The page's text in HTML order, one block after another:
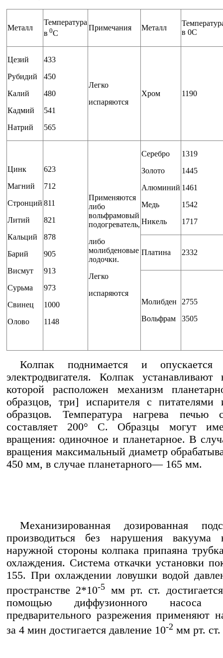
Металл
Температура
в 0С
Примечания Металл
в 0C
Цезий
Рубидий
Калий
Кадмий
Натрий
433
450
480
541
565
Легко
испаряются
Хром 1190
Цинк
Магний
Стронций
Литий
Кальций
Барий
Висмут
Сурьма
Свинец
Олово
623
712
811
821
878
905
913
973
1000
1148
Применяются
либо
вольфрамовый
подогреватель,
либо
молибденовые
лодочки.
Легко
испаряются
Серебро
Золото
Алюминий
Медь
Никель
1319
1445
1461
1542
1717
Платина 2332
Молибден
Вольфрам
2755
3505
Колпак поднимается и
электродвигателя. Колпак
которой расположен механизм
образцов, три] испарителя с питателями
образцов. Температура нагрева печью
составляет 200° С. Образцы могут
вращения: одиночное и планетарное. В
вращения максимальный диаметр
450 мм, в случае планетарного— 165 мм.
Механизированная дозированная
производиться без нарушения
наружной стороны колпака припаяна
охлаждения. Система откачки установки
155. При охлаждении ловушки водой
пространстве 2*10-5 мм рт. ст.
помощью диффузионного
предварительного разрежения применяют
за 4 мин достигается давление 10-2 мм рт. ст.